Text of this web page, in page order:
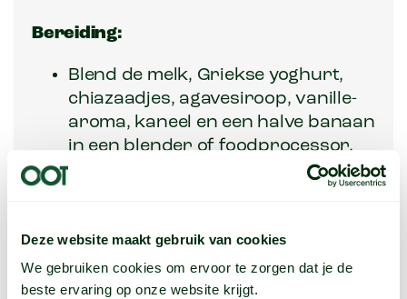
Deze website maakt gebruik van cookies
We gebruiken cookies om ervoor te zorgen dat je de
beste ervaring op onze website krijgt.
Bereiding:
Blend de melk, Griekse yoghurt,
chiazaadjes, agavesiroop, vanille-
aroma, kaneel en een halve banaan
in een blender of foodprocessor.
Zet afgedekt in de koelkast voor
minimaal 2 uur (of een nacht) om
Snij de rest van de banaan in
plakjes.
Verdeel de helft van de chia